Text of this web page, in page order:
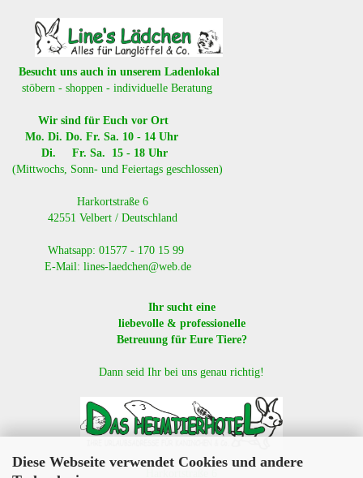
Diese Webseite verwendet Cookies und andere
Besucht uns auch in unserem Ladenlokal
stöbern - shoppen - individuelle Beratung
Wir sind für Euch vor Ort
Mo. Di. Do. Fr. Sa. 10 - 14 Uhr
Di. Fr. Sa. 15 - 18 Uhr
(Mittwochs, Sonn- und Feiertags geschlossen)
​ Harkortstraße 6
42551 Velbert / Deutschland
Whatsapp: 01577 - 170 15 99
E-Mail: lines-laedchen@web.de
Ihr sucht eine
liebevolle & professionelle
Betreuung für Eure Tiere?
Dann seid Ihr bei uns genau richtig!